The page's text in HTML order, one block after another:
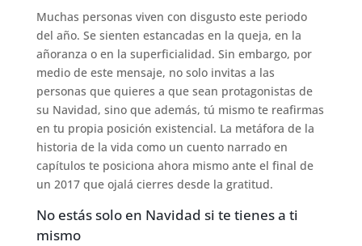
Muchas personas viven con disgusto este periodo
del año. Se sienten estancadas en la queja, en la
añoranza o en la superficialidad. Sin embargo, por
medio de este mensaje, no solo invitas a las
personas que quieres a que sean protagonistas de
su Navidad, sino que además, tú mismo te reafirmas
en tu propia posición existencial. La metáfora de la
historia de la vida como un cuento narrado en
capítulos te posiciona ahora mismo ante el final de
un 2017 que ojalá cierres desde la gratitud.
No estás solo en Navidad si te tienes a ti
mismo